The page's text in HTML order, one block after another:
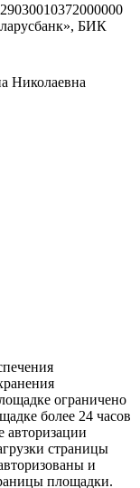
БИК
Николаевна
ограничено
более 24 часов
авторизации
страницы
и
площадки.